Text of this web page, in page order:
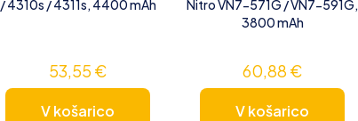
/ 4310s / 4311s, 4400 mAh
53,55 €
V košarico
Nitro VN7-571G / VN7-591G,
3800 mAh
60,88 €
V košarico